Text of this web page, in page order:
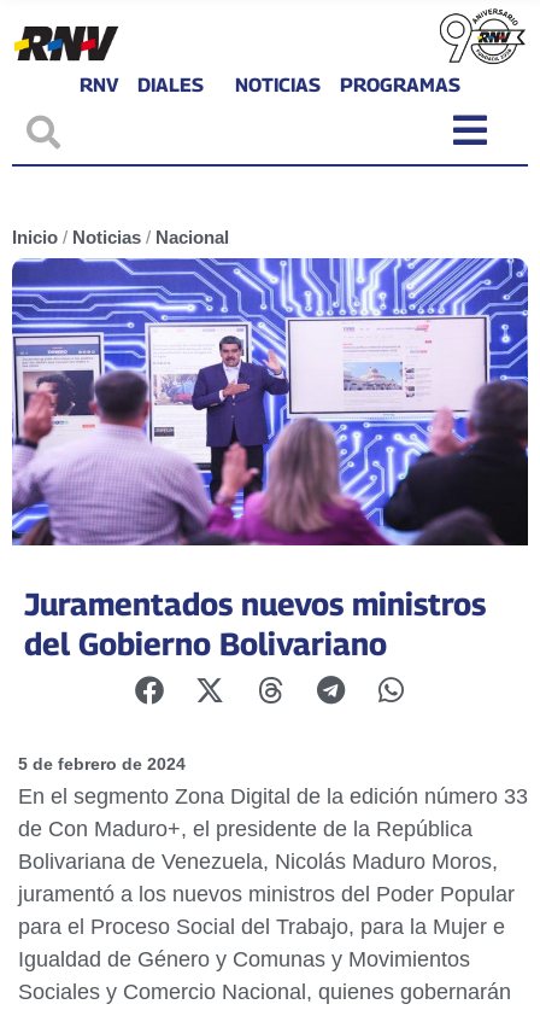
RNV DIALES NOTICIAS PROGRAMAS
Inicio / Noticias / Nacional
Juramentados nuevos ministros
del Gobierno Bolivariano
5 de febrero de 2024
En el segmento Zona Digital de la edición número 33
de Con Maduro+, el presidente de la República
Bolivariana de Venezuela, Nicolás Maduro Moros,
juramentó a los nuevos ministros del Poder Popular
para el Proceso Social del Trabajo, para la Mujer e
Igualdad de Género y Comunas y Movimientos
Sociales y Comercio Nacional, quienes gobernarán